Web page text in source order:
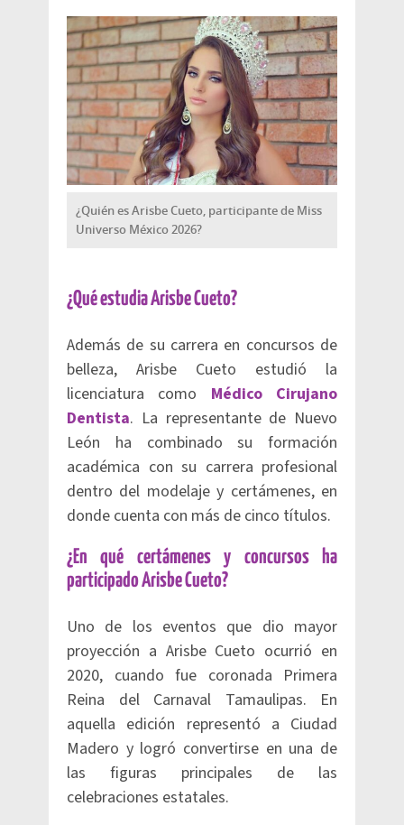
¿Quién es Arisbe Cueto, participante de Miss
Universo México 2026?
¿Qué estudia Arisbe Cueto?
Además de su carrera en concursos de
belleza, Arisbe Cueto estudió la
licenciatura como Médico Cirujano
Dentista. La representante de Nuevo
León ha combinado su formación
académica con su carrera profesional
dentro del modelaje y certámenes, en
donde cuenta con más de cinco títulos.
¿En qué certámenes y concursos ha
participado Arisbe Cueto?
Uno de los eventos que dio mayor
proyección a Arisbe Cueto ocurrió en
2020, cuando fue coronada Primera
Reina del Carnaval Tamaulipas. En
aquella edición representó a Ciudad
Madero y logró convertirse en una de
las figuras principales de las
celebraciones estatales.